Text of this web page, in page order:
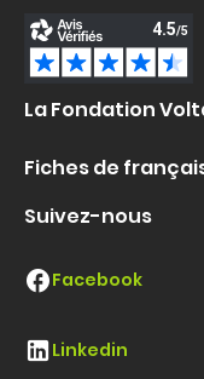
La Fondation
Fiches de
Suivez-nous
Facebook
Linkedin